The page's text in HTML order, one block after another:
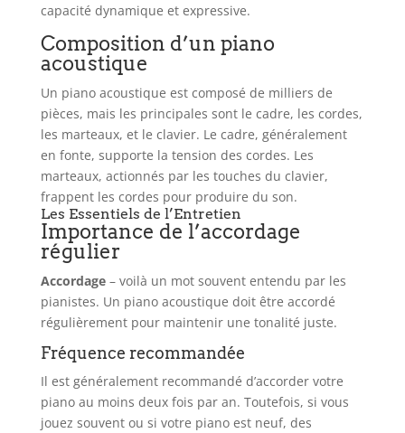
capacité dynamique et expressive.
Composition d’un piano
acoustique
Un piano acoustique est composé de milliers de
pièces, mais les principales sont le cadre, les cordes,
les marteaux, et le clavier. Le cadre, généralement
en fonte, supporte la tension des cordes. Les
marteaux, actionnés par les touches du clavier,
frappent les cordes pour produire du son.
Les Essentiels de l’Entretien
Importance de l’accordage
régulier
Accordage– voilà un mot souvent entendu par les
pianistes. Un piano acoustique doit être accordé
régulièrement pour maintenir une tonalité juste.
Fréquence recommandée
Il est généralement recommandé d’accorder votre
piano au moins deux fois par an. Toutefois, si vous
jouez souvent ou si votre piano est neuf, des